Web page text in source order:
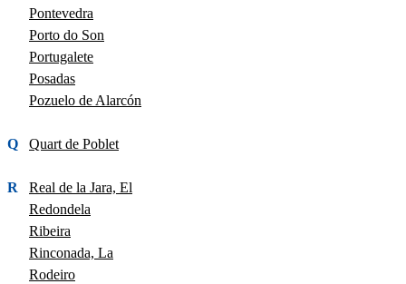
Pontevedra
Porto do Son
Portugalete
Posadas
Pozuelo de Alarcón
Q Quart de Poblet
R
Real de la Jara, El
Redondela
Ribeira
Rinconada, La
Rodeiro